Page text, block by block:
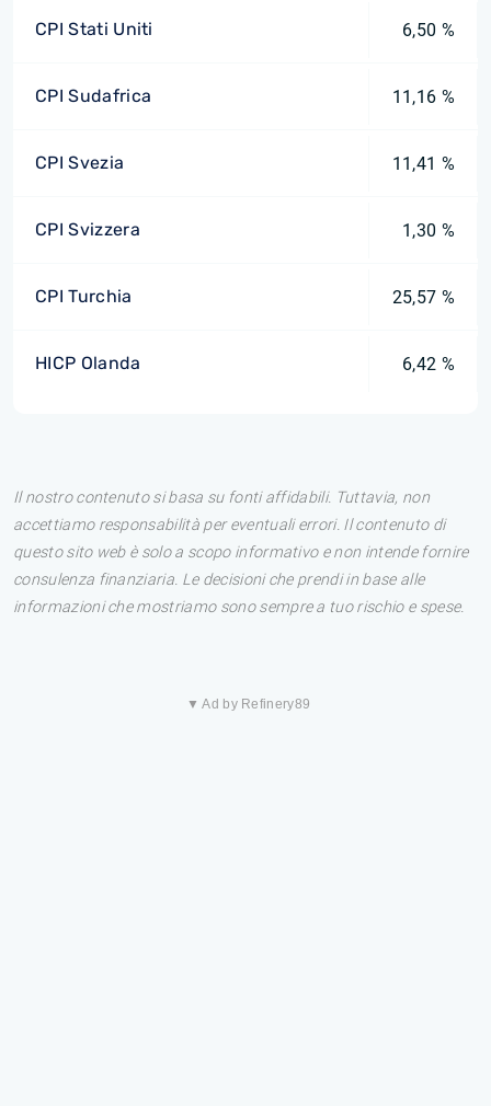
CPI Stati Uniti 6,50 %
CPI Sudafrica 11,16 %
CPI Svezia 11,41 %
CPI Svizzera 1,30 %
CPI Turchia 25,57 %
HICP Olanda 6,42 %
Il nostro contenuto si basa su fonti affidabili. Tuttavia, non
accettiamo responsabilità per eventuali errori. Il contenuto di
questo sito web è solo a scopo informativo e non intende fornire
consulenza finanziaria. Le decisioni che prendi in base alle
informazioni che mostriamo sono sempre a tuo rischio e spese.
▼ Ad by Refinery89